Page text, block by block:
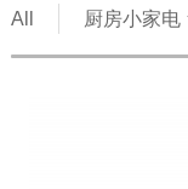
All 厨房小家电